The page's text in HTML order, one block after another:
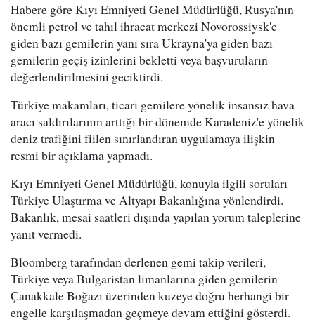
Habere göre Kıyı Emniyeti Genel Müdürlüğü, Rusya'nın
önemli petrol ve tahıl ihracat merkezi Novorossiysk'e
giden bazı gemilerin yanı sıra Ukrayna'ya giden bazı
gemilerin geçiş izinlerini bekletti veya başvuruların
değerlendirilmesini geciktirdi.
Türkiye makamları, ticari gemilere yönelik insansız hava
aracı saldırılarının arttığı bir dönemde Karadeniz'e yönelik
deniz trafiğini fiilen sınırlandıran uygulamaya ilişkin
resmi bir açıklama yapmadı.
Kıyı Emniyeti Genel Müdürlüğü, konuyla ilgili soruları
Türkiye Ulaştırma ve Altyapı Bakanlığına yönlendirdi.
Bakanlık, mesai saatleri dışında yapılan yorum taleplerine
yanıt vermedi.
Bloomberg tarafından derlenen gemi takip verileri,
Türkiye veya Bulgaristan limanlarına giden gemilerin
Çanakkale Boğazı üzerinden kuzeye doğru herhangi bir
engelle karşılaşmadan geçmeye devam ettiğini gösterdi.